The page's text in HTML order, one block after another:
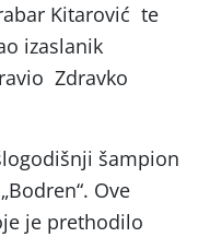
Kitarović te
izaslanik
Zdravko
šampion
Ove
je prethodilo